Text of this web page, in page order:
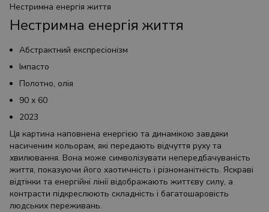
Нестримна енергія життя
Нестримна енергія життя
Абстрактний експресіонізм
Імпасто
Полотно, олія
90 х 60
2023
Ця картина наповнена енергією та динамікою завдяки
насиченим кольорам, які передають відчуття руху та
хвилювання. Вона може символізувати непередбачуваність
життя, показуючи його хаотичність і різноманітність. Яскраві
відтінки та енергійні лінії відображають життєву силу, а
контрасти підкреслюють складність і багатошаровість
людських переживань.